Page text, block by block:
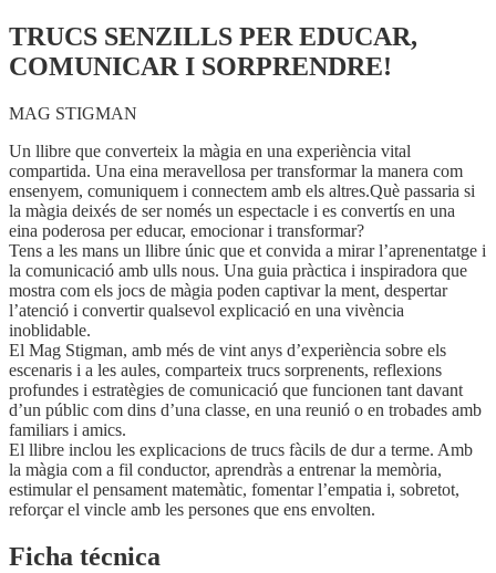
TRUCS SENZILLS PER EDUCAR,
COMUNICAR I SORPRENDRE!
MAG STIGMAN
Un llibre que converteix la màgia en una experiència vital
compartida. Una eina meravellosa per transformar la manera com
ensenyem, comuniquem i connectem amb els altres.Què passaria si
la màgia deixés de ser només un espectacle i es convertís en una
eina poderosa per educar, emocionar i transformar?
Tens a les mans un llibre únic que et convida a mirar l’aprenentatge i
la comunicació amb ulls nous. Una guia pràctica i inspiradora que
mostra com els jocs de màgia poden captivar la ment, despertar
l’atenció i convertir qualsevol explicació en una vivència
inoblidable.
El Mag Stigman, amb més de vint anys d’experiència sobre els
escenaris i a les aules, comparteix trucs sorprenents, reflexions
profundes i estratègies de comunicació que funcionen tant davant
d’un públic com dins d’una classe, en una reunió o en trobades amb
familiars i amics.
El llibre inclou les explicacions de trucs fàcils de dur a terme. Amb
la màgia com a fil conductor, aprendràs a entrenar la memòria,
estimular el pensament matemàtic, fomentar l’empatia i, sobretot,
reforçar el vincle amb les persones que ens envolten.
Ficha técnica